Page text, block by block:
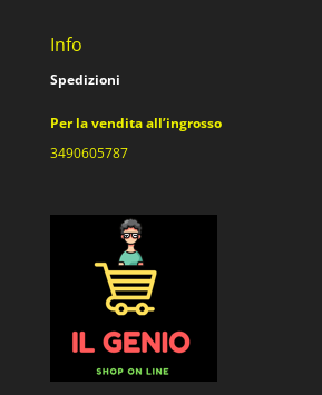
Info
Spedizioni
Per la vendita all’ingrosso
3490605787